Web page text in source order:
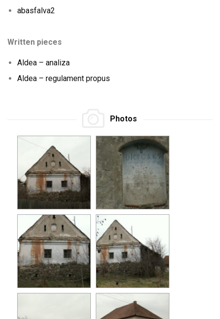
abasfalva2
Written pieces
Aldea – analiza
Aldea – regulament propus
Photos